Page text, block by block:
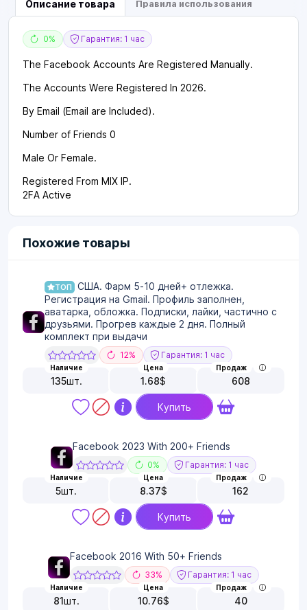
Описание товара Правила использования
0% Гарантия: 1 час
The Facebook Accounts Are Registered Manually.
The Accounts Were Registered In 2026.
By Email (Email are Included).
Number of Friends 0
Male Or Female.
Registered From MIX IP.
2FA Active
Похожие товары
ТОП
США. Фарм 5-10 дней+ отлежка.
Регистрация на Gmail. Профиль заполнен,
аватарка, обложка. Подписки, лайки, частично с
друзьями. Прогрев каждые 2 дня. Полный
комплект при выдачи
12% Гарантия: 1 час
Наличие
135шт.
Цена
1.68$
Продаж
608
Купить
Facebook 2023 With 200+ Friends
0% Гарантия: 1 час
Наличие
5шт.
Цена
8.37$
Продаж
162
Купить
Facebook 2016 With 50+ Friends
33% Гарантия: 1 час
Наличие
81шт.
Цена
10.76$
Продаж
40